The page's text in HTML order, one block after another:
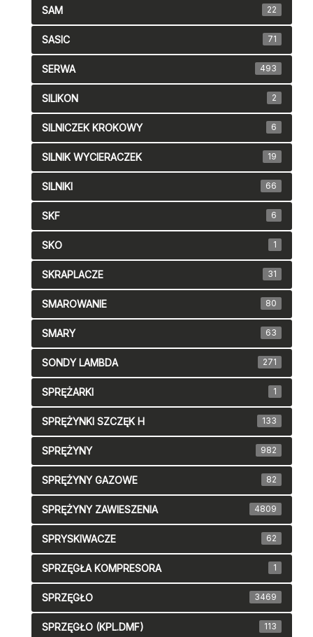
SAM 22
SASIC 71
SERWA 493
SILIKON 2
SILNICZEK KROKOWY 6
SILNIK WYCIERACZEK 19
SILNIKI 66
SKF 6
SKO 1
SKRAPLACZE 31
SMAROWANIE 80
SMARY 63
SONDY LAMBDA 271
SPRĘŻARKI 1
SPRĘŻYNKI SZCZĘK H 133
SPRĘŻYNY 982
SPRĘŻYNY GAZOWE 82
SPRĘŻYNY ZAWIESZENIA 4809
SPRYSKIWACZE 62
SPRZĘGŁA KOMPRESORA 1
SPRZĘGŁO 3469
SPRZĘGŁO (KPL.DMF) 113